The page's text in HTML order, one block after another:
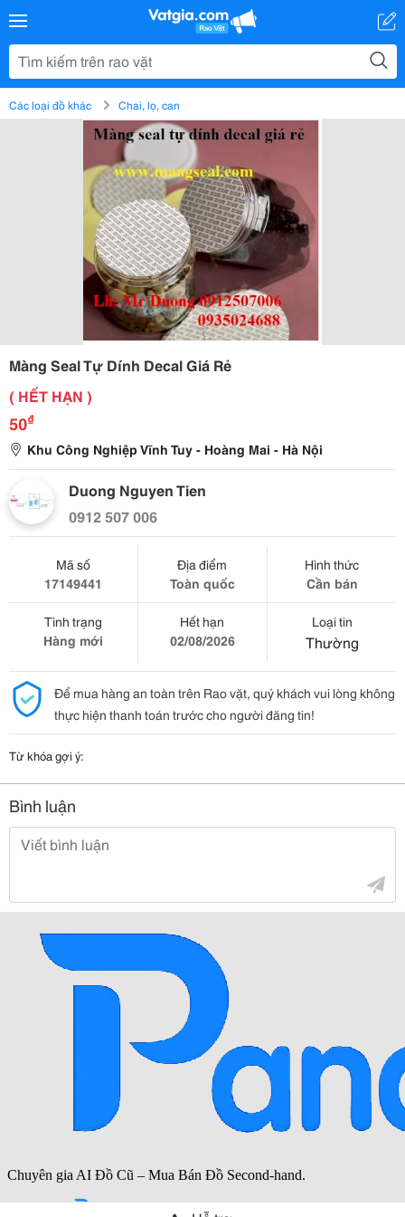
Các loại đồ khác Chai, lọ, can
Màng Seal Tự Dính Decal Giá Rẻ
( HẾT HẠN )
50₫
Khu Công Nghiệp Vĩnh Tuy - Hoàng Mai - Hà Nội
Duong Nguyen Tien
0912 507 006
Mã số
17149441
Địa điểm
Toàn quốc
Hình thức
Cần bán
Tình trạng
Hàng mới
Hết hạn
02/08/2026
Loại tin
Thường
Để mua hàng an toàn trên Rao vặt, quý khách vui lòng không
thực hiện thanh toán trước cho người đăng tin!
Từ khóa gợi ý:
Bình luận